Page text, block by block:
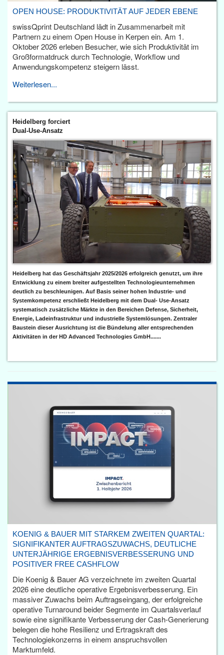
OPEN HOUSE: PRODUKTIVITÄT AUF JEDER EBENE
swissQprint Deutschland lädt in Zusammenarbeit mit
Partnern zu einem Open House in Kerpen ein. Am 1.
Oktober 2026 erleben Besucher, wie sich Produktivität im
Großformatdruck durch Technologie, Workflow und
Anwendungskompetenz steigern lässt.
Weiterlesen...
Heidelberg forciert
Dual-Use-Ansatz
Heidelberg hat das Geschäftsjahr 2025/2026 erfolgreich genutzt, um ihre
Entwicklung zu einem breiter aufgestellten Technologieunternehmen
deutlich zu beschleunigen. Auf Basis seiner hohen Industrie- und
Systemkompetenz erschließt Heidelberg mit dem Dual- Use-Ansatz
systematisch zusätzliche Märkte in den Bereichen Defense, Sicherheit,
Energie, Ladeinfrastruktur und industrielle Systemlösungen. Zentraler
Baustein dieser Ausrichtung ist die Bündelung aller entsprechenden
Aktivitäten in der HD Advanced Technologies GmbH.......
KOENIG & BAUER MIT STARKEM ZWEITEN QUARTAL:
SIGNIFIKANTER AUFTRAGSZUWACHS, DEUTLICHE
UNTERJÄHRIGE ERGEBNISVERBESSERUNG UND
POSITIVER FREE CASHFLOW
Die Koenig & Bauer AG verzeichnete im zweiten Quartal
2026 eine deutliche operative Ergebnisverbesserung. Ein
massiver Zuwachs beim Auftragseingang, der erfolgreiche
operative Turnaround beider Segmente im Quartalsverlauf
sowie eine signifikante Verbesserung der Cash-Generierung
belegen die hohe Resilienz und Ertragskraft des
Technologiekonzerns in einem anspruchsvollen
Marktumfeld.